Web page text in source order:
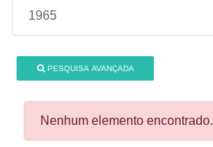
1965
PESQUISA AVANÇADA
Nenhum elemento encontrado.